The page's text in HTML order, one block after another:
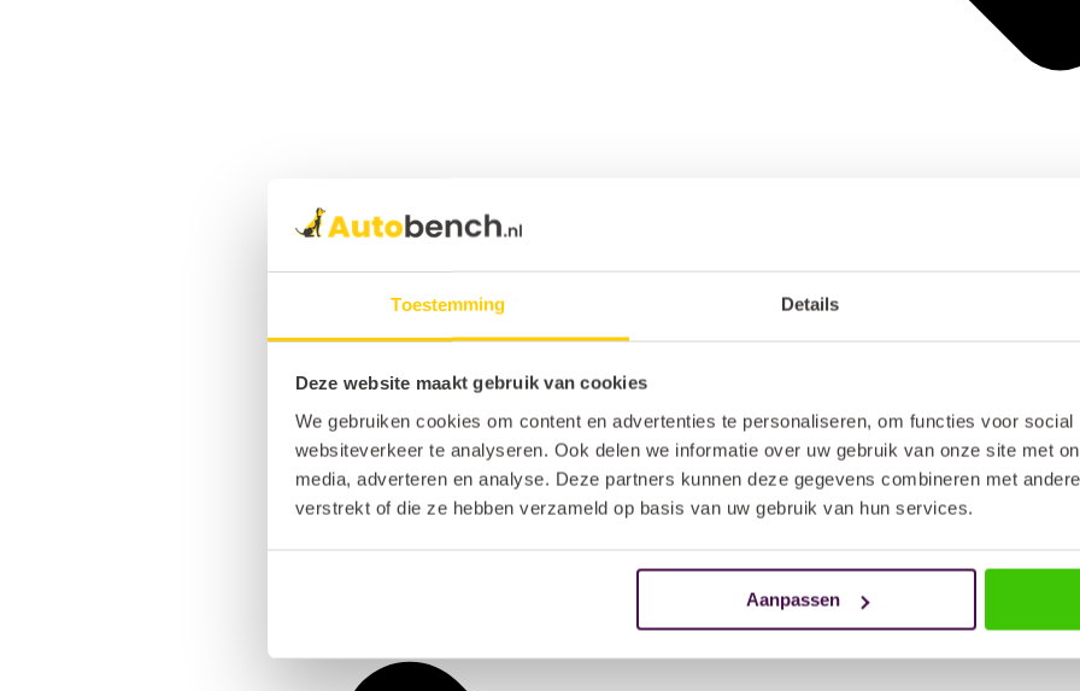
Toestemming Details
Deze website maakt gebruik van cookies
We gebruiken cookies om content en advertenties te personaliseren, om functies voor
websiteverkeer te analyseren. Ook delen we informatie over uw gebruik van onze site met
media, adverteren en analyse. Deze partners kunnen deze gegevens combineren met
verstrekt of die ze hebben verzameld op basis van uw gebruik van hun services.
Aanpassen